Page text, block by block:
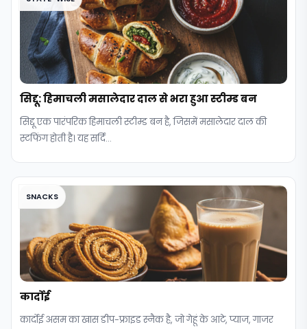
सिद्दू: हिमाचली मसालेदार दाल से भरा हुआ स्टीम्ड बन
सिद्दू एक पारंपरिक हिमाचली स्टीम्ड बन है, जिसमें मसालेदार दाल की
स्टफिंग होती है। यह सर्दि...
SNACKS
कार्दोई
कार्दोई असम का खास डीप-फ्राइड स्नैक है, जो गेहूं के आटे, प्याज, गाजर